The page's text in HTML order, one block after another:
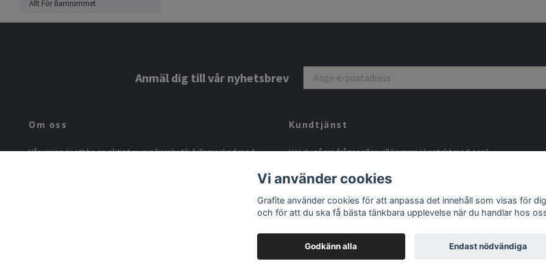
Allt För Barnrummet
Anmäl dig till vår nyhetsbrev
Om oss
Vår vision är att ha en riktigt mysig barnbutik fullsmockad med
och vårt mål är att ha Sveriges största sortiment till marknadens
Kundtjänst
Har du några frågor eller vill komma i kontakt med oss?
Vi använder cookies
Grafite använder cookies för att anpassa det innehåll som visas för dig
och för att du ska få bästa tänkbara upplevelse när du handlar hos
Godkänn alla Endast nödvändiga